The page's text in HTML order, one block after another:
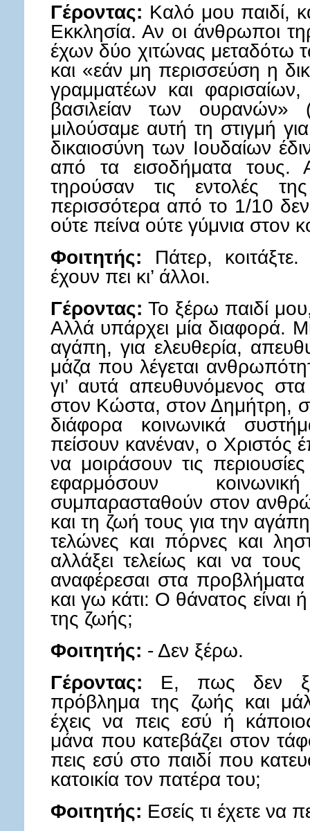
Γέροντας: Καλό μου παιδί,
Εκκλησία. Αν οι άνθρωποι
έχων δύο χιτώνας μεταδότω
και «εάν μη περισσεύση η
γραμματέων και
βασιλείαν των
μιλούσαμε αυτή τη στιγμή
δικαιοσύνη των Ιουδαίων
από τα εισοδήματα τους.
τηρούσαν τις εντολές
περισσότερα από το 1/10
ούτε πείνα ούτε γύμνια στον
Φοιτητής: Πάτερ,
έχουν πει κι’ άλλοι.
Γέροντας: Το ξέρω παιδί μου,
Αλλά υπάρχει μία διαφορά.
αγάπη, για ελευθερία,
μάζα που λέγεται
γι’ αυτά απευθυνόμενος
στον Κώστα, στον Δημήτρη,
διάφορα κοινωνικά
πείσουν κανέναν, ο Χριστός
να μοιράσουν τις
εφαρμόσουν
συμπαρασταθούν στον
και τη ζωή τους για την
τελώνες και πόρνες και
αλλάξει τελείως και να
αναφέρεσαι στα
και γω κάτι: Ο θάνατος είναι
της ζωής;
Φοιτητής: - Δεν ξέρω.
Γέροντας: Ε, πως δεν
πρόβλημα της ζωής και
έχεις να πεις εσύ ή
μάνα που κατεβάζει στον
πεις εσύ στο παιδί που
κατοικία τον πατέρα του;
Φοιτητής: Εσείς τι έχετε να